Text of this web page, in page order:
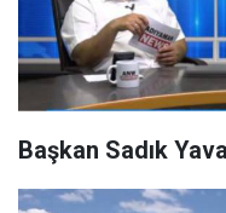
Başkan Sadık